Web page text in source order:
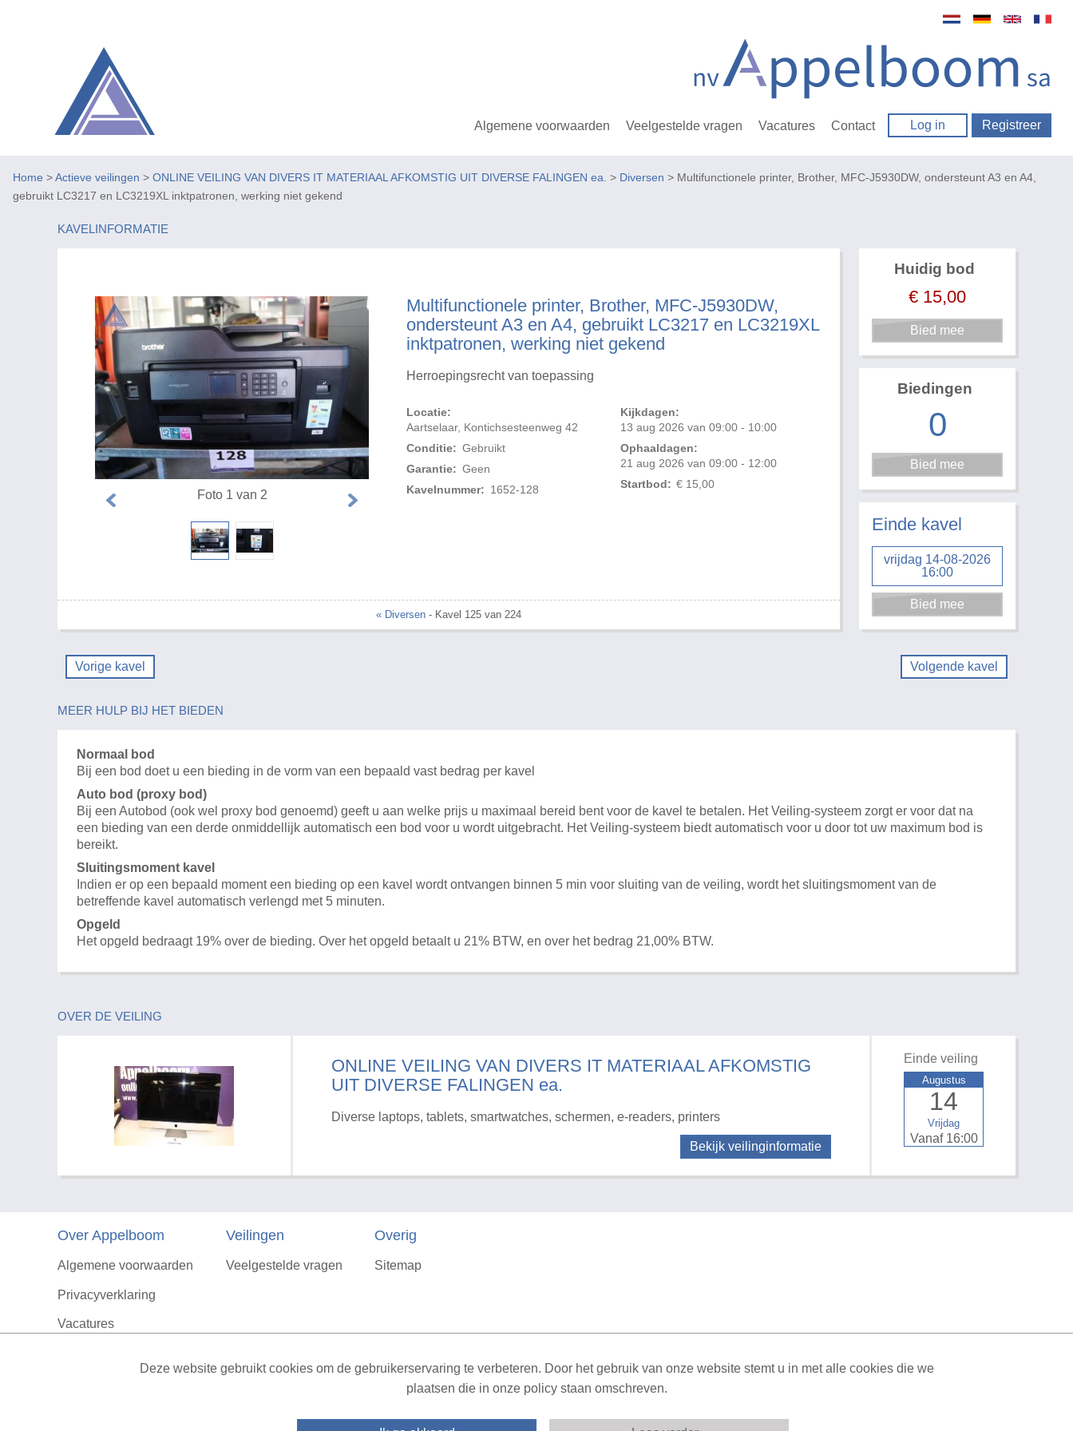
Algemene voorwaarden Veelgestelde vragen Vacatures Contact Log in Registreer
Home >Actieve veilingen > ONLINE VEILING VAN DIVERS IT MATERIAAL AFKOMSTIG UIT DIVERSE FALINGEN ea. > Diversen > Multifunctionele printer, Brother, MFC-J5930DW, ondersteunt A3 en A4,
gebruikt LC3217 en LC3219XL inktpatronen, werking niet gekend
KAVELINFORMATIE
Multifunctionele printer, Brother, MFC-J5930DW,
ondersteunt A3 en A4, gebruikt LC3217 en LC3219XL
inktpatronen, werking niet gekend
Herroepingsrecht van toepassing
Locatie:
Aartselaar, Kontichsesteenweg 42
Conditie: Gebruikt
Garantie: Geen
Kavelnummer: 1652-128
Kijkdagen:
13 aug 2026 van 09:00 - 10:00
Ophaaldagen:
21 aug 2026 van 09:00 - 12:00
Startbod: € 15,00
Foto 1 van 2 Foto 2 van 2
« Diversen - Kavel 125 van 224
Huidig bod
€ 15,00
Biedingen
0
Einde kavel
vrijdag 14-08-2026
16:00
Vorige kavel Volgende kavel
MEER HULP BIJ HET BIEDEN
Normaal bod
Bij een bod doet u een bieding in de vorm van een bepaald vast bedrag per kavel
Auto bod (proxy bod)
Bij een Autobod (ook wel proxy bod genoemd) geeft u aan welke prijs u maximaal bereid bent voor de kavel te betalen. Het Veiling-systeem zorgt er voor dat na
een bieding van een derde onmiddellijk automatisch een bod voor u wordt uitgebracht. Het Veiling-systeem biedt automatisch voor u door tot uw maximum bod is
bereikt.
Sluitingsmoment kavel
Indien er op een bepaald moment een bieding op een kavel wordt ontvangen binnen 5 min voor sluiting van de veiling, wordt het sluitingsmoment van de
betreffende kavel automatisch verlengd met 5 minuten.
Opgeld
Het opgeld bedraagt 19% over de bieding. Over het opgeld betaalt u 21% BTW, en over het bedrag 21,00% BTW.
OVER DE VEILING
ONLINE VEILING VAN DIVERS IT MATERIAAL AFKOMSTIG
UIT DIVERSE FALINGEN ea.
Diverse laptops, tablets, smartwatches, schermen, e-readers, printers
Bekijk veilinginformatie
Einde veiling
Vrijdag
14
Augustus
Vanaf 16:00
Over Appelboom
Algemene voorwaarden
Privacyverklaring
Vacatures
Veilingen
Veelgestelde vragen
Overig
Sitemap
Deze website gebruikt cookies om de gebruikerservaring te verbeteren. Door het gebruik van onze website stemt u in met alle cookies die we
plaatsen die in onze policy staan omschreven.